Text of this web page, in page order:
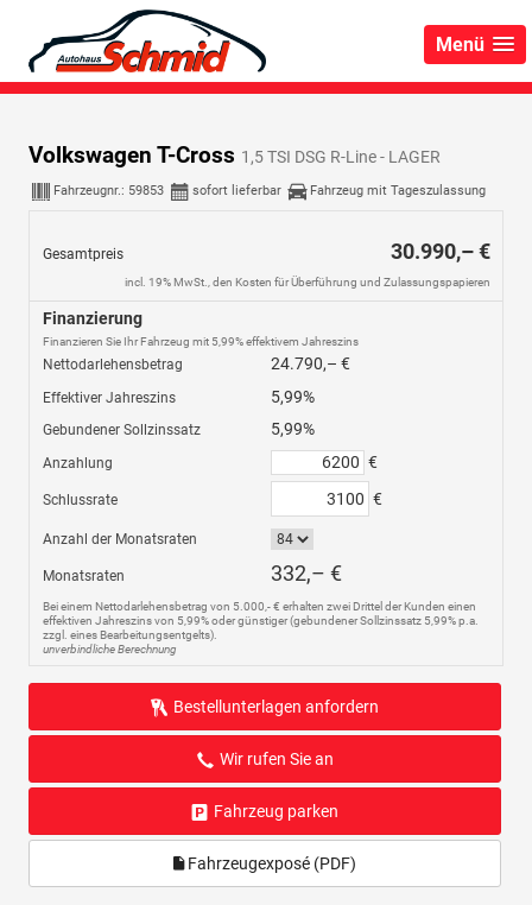
Menü
Volkswagen T-Cross 1,5 TSI DSG R-Line - LAGER
Fahrzeugnr.: 59853 sofort lieferbar Fahrzeug mit Tageszulassung
Gesamtpreis 30.990,– €
incl. 19% MwSt., den Kosten für Überführung und Zulassungspapieren
Finanzierung
Finanzieren Sie Ihr Fahrzeug mit 5,99% effektivem Jahreszins
Nettodarlehensbetrag 24.790,– €
Effektiver Jahreszins 5,99%
Gebundener Sollzinssatz 5,99%
Anzahlung €
Schlussrate €
Anzahl der Monatsraten
Monatsraten 332,– €
Bei einem Nettodarlehensbetrag von 5.000,- € erhalten zwei Drittel der Kunden einen
effektiven Jahreszins von 5,99% oder günstiger (gebundener Sollzinssatz 5,99% p.a.
zzgl. eines Bearbeitungsentgelts).
unverbindliche Berechnung
Bestellunterlagen anfordern
Wir rufen Sie an
Fahrzeug parken
Fahrzeugexposé (PDF)